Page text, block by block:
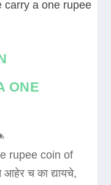
ONE
rupee coin of
च का द्यायचे,